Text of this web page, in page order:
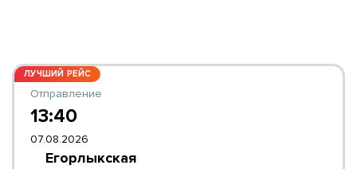
ЛУЧШИЙ РЕЙС
Отправление
13:40
07.08.2026
Егорлыкская